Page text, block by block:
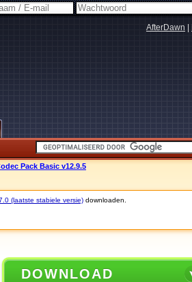
AfterDawn
Pack Basic v12.9.5
(laatste stabiele versie) downloaden.
DOWNLOAD